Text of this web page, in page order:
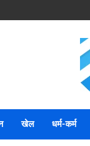
खेल धर्म-कर्म